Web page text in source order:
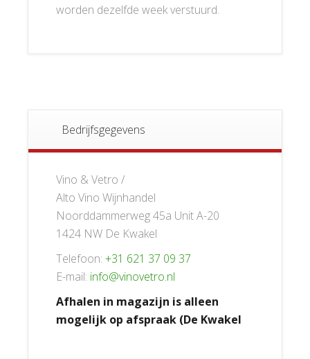
worden dezelfde week verstuurd.
Bedrijfsgegevens
Vino & Vetro /
Alto Vino Wijnhandel
Noorddammerweg 45a Unit A-20
1424 NW De Kwakel
Telefoon: +31 621 37 09 37
E-mail: info@vinovetro.nl
Afhalen in magazijn is alleen
mogelijk op afspraak (De Kwakel